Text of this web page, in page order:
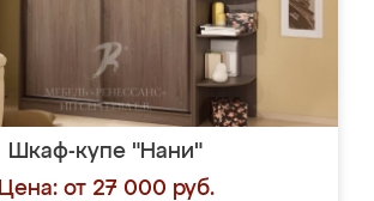
Шкаф-купе "Нани"
Цена: от 27 000 руб.